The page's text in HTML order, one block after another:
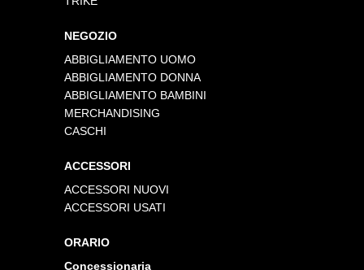
NEGOZIO
ABBIGLIAMENTO UOMO
ABBIGLIAMENTO DONNA
ABBIGLIAMENTO BAMBINI
MERCHANDISING
CASCHI
ACCESSORI
ACCESSORI NUOVI
ACCESSORI USATI
ORARIO
Concessionaria